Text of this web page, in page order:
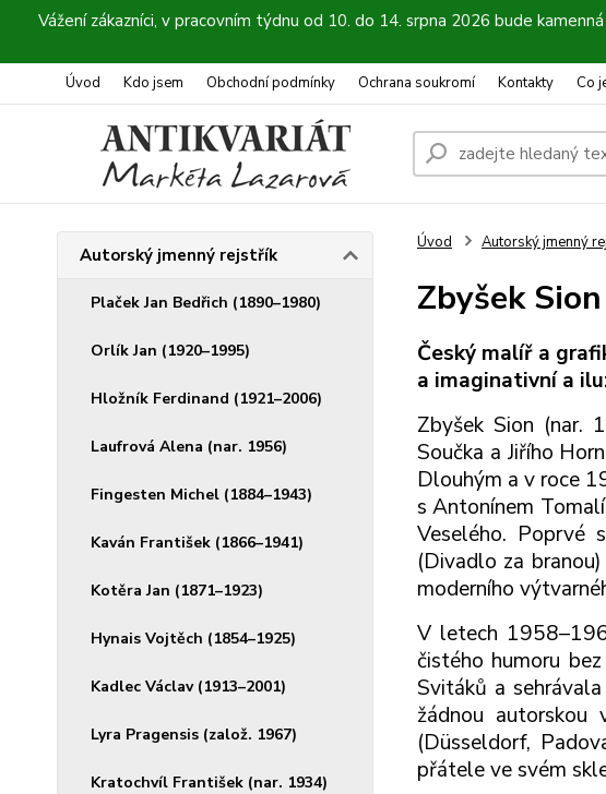
Vážení zákazníci, v pracovním týdnu od 10. do 14. srpna 2026 bude
Úvod Kdo jsem Obchodní podmínky Ochrana soukromí Kontakty Co
Autorský jmenný rejstřík
Plaček Jan Bedřich (1890–1980)
Orlík Jan (1920–1995)
Hložník Ferdinand (1921–2006)
Laufrová Alena (nar. 1956)
Fingesten Michel (1884–1943)
Kaván František (1866–1941)
Kotěra Jan (1871–1923)
Hynais Vojtěch (1854–1925)
Kadlec Václav (1913–2001)
Lyra Pragensis (založ. 1967)
Kratochvíl František (nar. 1934)
Úvod Autorský jmenný
Zbyšek
Český malíř a
a imaginativní a
Zbyšek Sion (nar.
Součka a Jiřího
Dlouhým a v roce
s Antonínem
Veselého.
(Divadlo za
moderního
V letech
čistého humoru
Svitáků a
žádnou autorskou
(Düsseldorf,
přátele ve svém